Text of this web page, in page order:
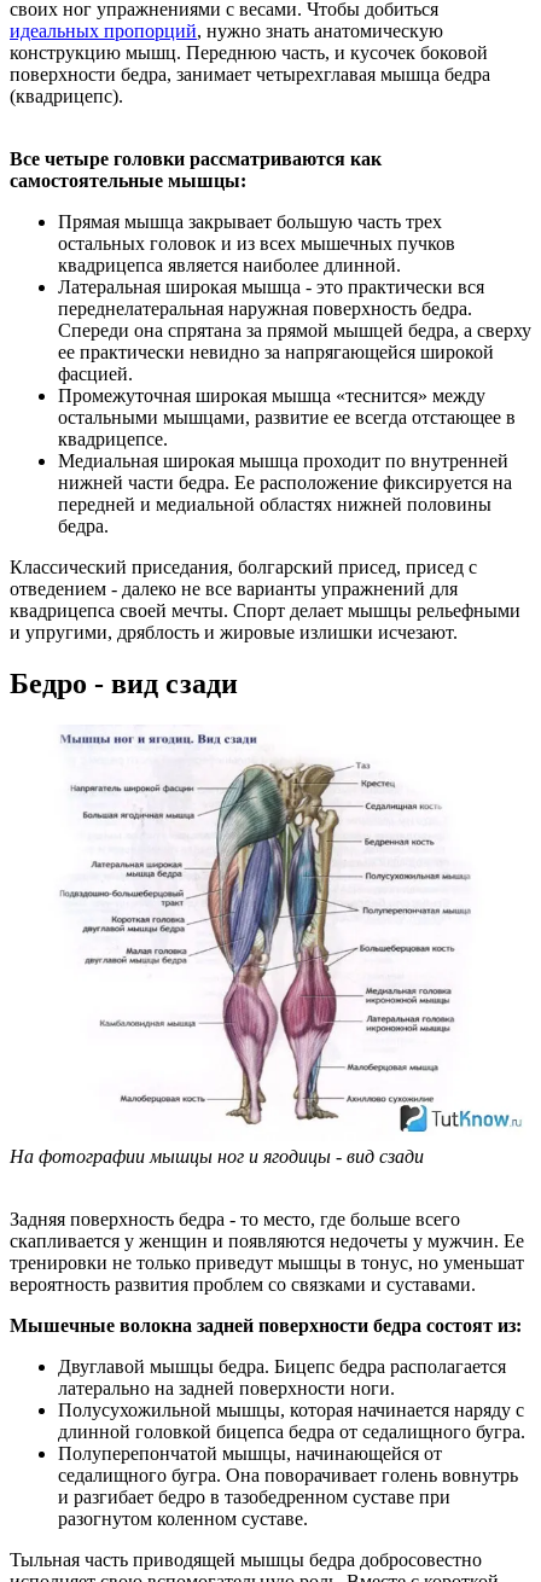
своих ног упражнениями с весами. Чтобы добиться
идеальных пропорций, нужно знать анатомическую
конструкцию мышц. Переднюю часть, и кусочек боковой
поверхности бедра, занимает четырехглавая мышца бедра
(квадрицепс).
Все четыре головки рассматриваются как
самостоятельные мышцы:
Прямая мышца закрывает большую часть трех
остальных головок и из всех мышечных пучков
квадрицепса является наиболее длинной.
Латеральная широкая мышца - это практически вся
переднелатеральная наружная поверхность бедра.
Спереди она спрятана за прямой мышцей бедра, а сверху
ее практически невидно за напрягающейся широкой
фасцией.
Промежуточная широкая мышца «теснится» между
остальными мышцами, развитие ее всегда отстающее в
квадрицепсе.
Медиальная широкая мышца проходит по внутренней
нижней части бедра. Ее расположение фиксируется на
передней и медиальной областях нижней половины
бедра.
Классический приседания, болгарский присед, присед с
отведением - далеко не все варианты упражнений для
квадрицепса своей мечты. Спорт делает мышцы рельефными
и упругими, дряблость и жировые излишки исчезают.
Бедро - вид сзади
На фотографии мышцы ног и ягодицы - вид сзади
Задняя поверхность бедра - то место, где больше всего
скапливается у женщин и появляются недочеты у мужчин. Ее
тренировки не только приведут мышцы в тонус, но уменьшат
вероятность развития проблем со связками и суставами.
Мышечные волокна задней поверхности бедра состоят из:
Двуглавой мышцы бедра. Бицепс бедра располагается
латерально на задней поверхности ноги.
Полусухожильной мышцы, которая начинается наряду с
длинной головкой бицепса бедра от седалищного бугра.
Полуперепончатой мышцы, начинающейся от
седалищного бугра. Она поворачивает голень вовнутрь
и разгибает бедро в тазобедренном суставе при
разогнутом коленном суставе.
Тыльная часть приводящей мышцы бедра добросовестно